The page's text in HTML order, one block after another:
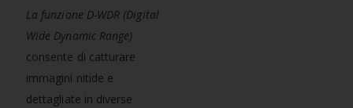
La funzione D-WDR (Digital
Wide Dynamic Range)
consente di catturare
immagini nitide e
dettagliate in diverse